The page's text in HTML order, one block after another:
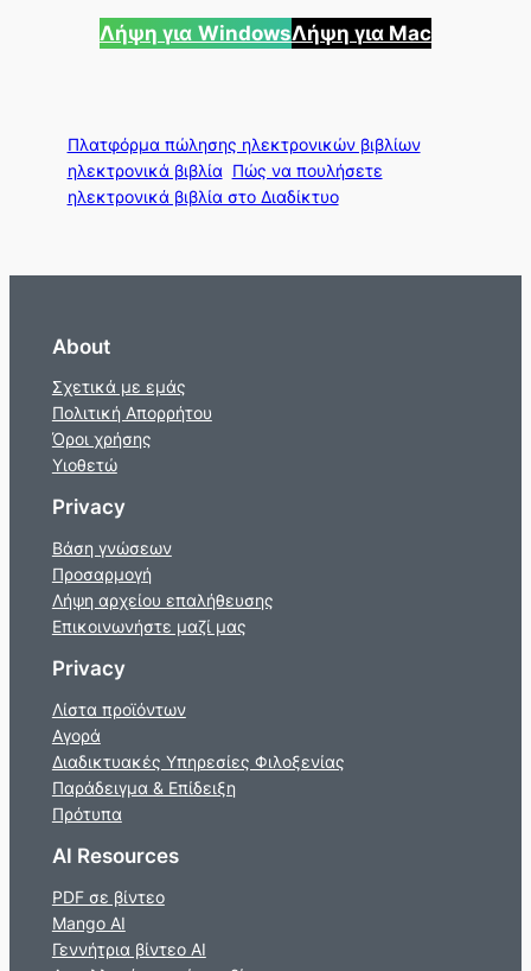
Λήψη για WindowsΛήψη για Mac
Πλατφόρμα πώλησης ηλεκτρονικών βιβλίων
ηλεκτρονικά βιβλία Πώς να πουλήσετε
ηλεκτρονικά βιβλία στο Διαδίκτυο
About
Σχετικά με εμάς
Πολιτική Απορρήτου
Όροι χρήσης
Υιοθετώ
Privacy
Βάση γνώσεων
Προσαρμογή
Λήψη αρχείου επαλήθευσης
Επικοινωνήστε μαζί μας
Privacy
Λίστα προϊόντων
Αγορά
Διαδικτυακές Υπηρεσίες Φιλοξενίας
Παράδειγμα & Επίδειξη
Πρότυπα
AI Resources
PDF σε βίντεο
Mango AI
Γεννήτρια βίντεο AI